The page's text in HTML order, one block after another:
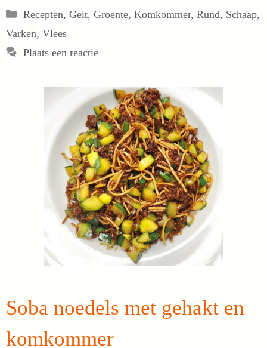
Categorieën
Recepten, Geit, Groente, Komkommer, Rund, Schaap,
Varken, Vlees
Plaats een reactie
Soba noedels met gehakt en
komkommer